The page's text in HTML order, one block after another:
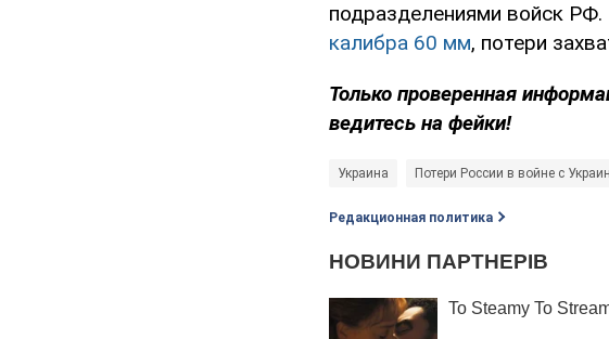
подразделениями войск
калибра 60 мм, потери
Только проверенная
ведитесь на фейки!
Украина Потери России в войне с
Редакционная политика